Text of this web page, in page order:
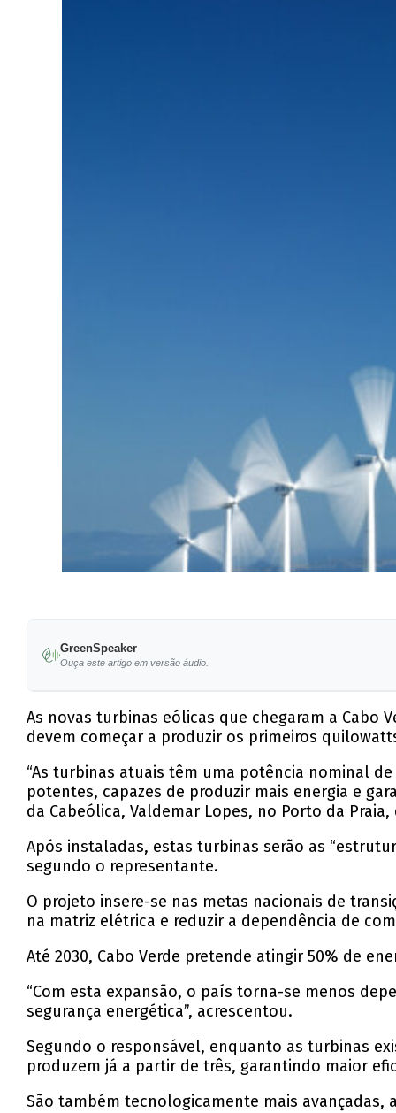
GreenSpeaker
Ouça este artigo em versão áudio.
As novas turbinas eólicas que chegaram a Cabo
devem começar a produzir os primeiros
“As turbinas atuais têm uma potência nominal
potentes, capazes de produzir mais energia e
da Cabeólica, Valdemar Lopes, no Porto da
Após instaladas, estas turbinas serão as
segundo o representante.
O projeto insere-se nas metas nacionais de
na matriz elétrica e reduzir a dependência de
Até 2030, Cabo Verde pretende atingir 50% de
“Com esta expansão, o país torna-se menos
segurança energética”, acrescentou.
Segundo o responsável, enquanto as turbinas
produzem já a partir de três, garantindo maior
São também tecnologicamente mais